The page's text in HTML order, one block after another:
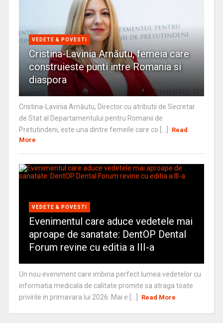
VEDETE & POVESTI
Cristina-Lavinia Arnăutu, femeia care
construieste punti intre Romania si
diaspora
Cristina-Lavinia Arnăutu, Director cu atributii de Secretar
de Stat al Departamentului pentru Romanii de
Pretutindeni, este una dintre femeile care co [...]
Read
More
VEDETE & POVESTI
Evenimentul care aduce vedetele mai
aproape de sanatate: DentOP Dental
Forum revine cu editia a III-a
Un nou eveniment care imbina perfect lumea vedetelor cu
informatia medicala de calitate promite sa atraga toate
privirile in primavara lui 2026. Mai e [...]
Read More